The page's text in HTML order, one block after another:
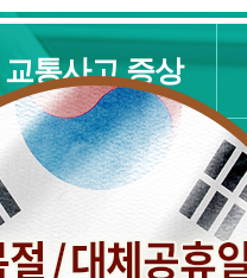
교통사고 증상
온라인예약
의료진소개